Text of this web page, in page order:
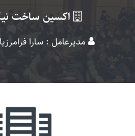
اکسین ساخت
مدیرعامل : سارا